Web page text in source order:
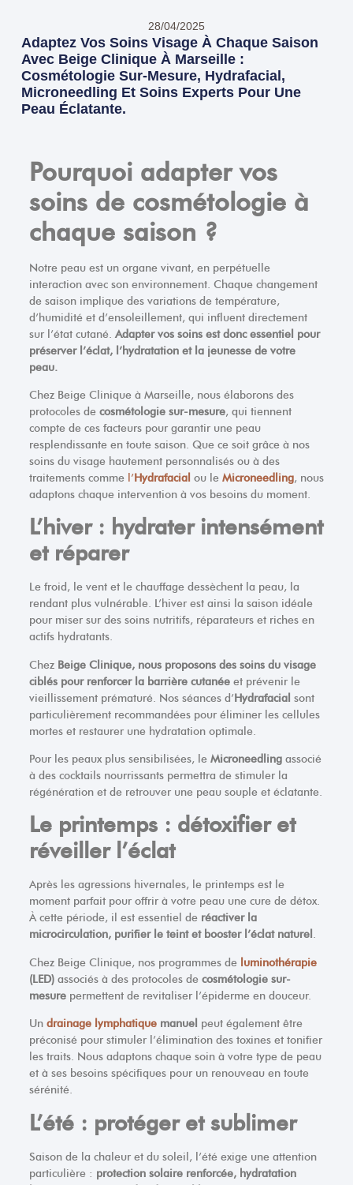
28/04/2025
Adaptez Vos Soins Visage À Chaque Saison
Avec Beige Clinique À Marseille :
Cosmétologie Sur-Mesure, Hydrafacial,
Microneedling Et Soins Experts Pour Une
Peau Éclatante.
Pourquoi adapter vos
soins de cosmétologie à
chaque saison ?
Notre peau est un organe vivant, en perpétuelle
interaction avec son environnement. Chaque changement
de saison implique des variations de température,
d’humidité et d’ensoleillement, qui influent directement
sur l’état cutané. Adapter vos soins est donc essentiel pour
préserver l’éclat, l’hydratation et la jeunesse de votre
peau.
Chez Beige Clinique à Marseille, nous élaborons des
protocoles de cosmétologie sur-mesure, qui tiennent
compte de ces facteurs pour garantir une peau
resplendissante en toute saison. Que ce soit grâce à nos
soins du visage hautement personnalisés ou à des
traitements comme l’Hydrafacial ou le Microneedling, nous
adaptons chaque intervention à vos besoins du moment.
L’hiver : hydrater intensément
et réparer
Le froid, le vent et le chauffage dessèchent la peau, la
rendant plus vulnérable. L’hiver est ainsi la saison idéale
pour miser sur des soins nutritifs, réparateurs et riches en
actifs hydratants.
Chez Beige Clinique, nous proposons des soins du visage
ciblés pour renforcer la barrière cutanéeet prévenir le
vieillissement prématuré. Nos séances d’Hydrafacial sont
particulièrement recommandées pour éliminer les cellules
mortes et restaurer une hydratation optimale.
Pour les peaux plus sensibilisées, le Microneedlingassocié
à des cocktails nourrissants permettra de stimuler la
régénération et de retrouver une peau souple et éclatante.
Le printemps : détoxifier et
réveiller l’éclat
Après les agressions hivernales, le printemps est le
moment parfait pour offrir à votre peau une cure de détox.
À cette période, il est essentiel de réactiver la
microcirculation, purifier le teint et booster l’éclat naturel.
Chez Beige Clinique, nos programmes de luminothérapie
(LED)associés à des protocoles de cosmétologie sur-
mesurepermettent de revitaliser l’épiderme en douceur.
Un drainage lymphatiquemanuel peut également être
préconisé pour stimuler l’élimination des toxines et tonifier
les traits. Nous adaptons chaque soin à votre type de peau
et à ses besoins spécifiques pour un renouveau en toute
sérénité.
L’été : protéger et sublimer
Saison de la chaleur et du soleil, l’été exige une attention
particulière : protection solaire renforcée, hydratation